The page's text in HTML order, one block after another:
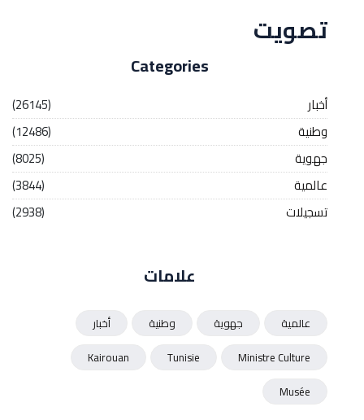
تصويت
Categories
أخبار
(26145)
وطنية
(12486)
جهوية
(8025)
عالمية
(3844)
تسجيلات
(2938)
علامات
عالمية جهوية وطنية
أخبار
Ministre Culture
Tunisie
Kairouan
Musée